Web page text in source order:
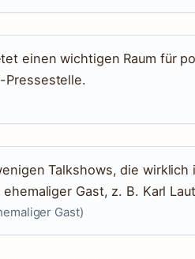
einen wichtigen Raum für
Pressestelle.
Talkshows, die wirklich
ehemaliger Gast, z. B. Karl
Gast)